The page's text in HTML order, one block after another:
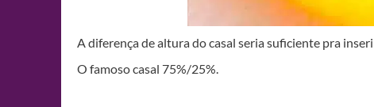
A diferença de altura do casal seria suficiente pra
O famoso casal 75%/25%.